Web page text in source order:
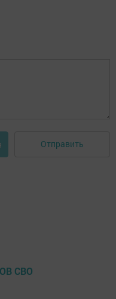
Отправить
СВО